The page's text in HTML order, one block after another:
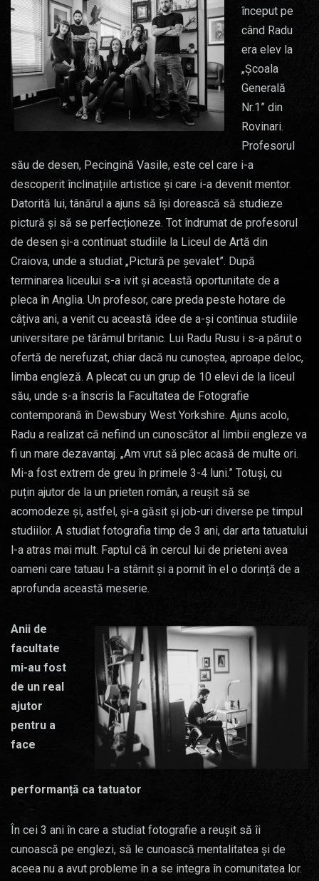
început pe
când Radu
era elev la
„Școala
Generală
Nr.1” din
Rovinari.
Profesorul
său de desen, Pecingină Vasile, este cel care i-a
descoperit înclinațiile artistice și care i-a devenit mentor.
Datorită lui, tânărul a ajuns să își dorească să studieze
pictură și să se perfecționeze. Tot îndrumat de profesorul
de desen și-a continuat studiile la Liceul de Artă din
Craiova, unde a studiat „Pictură pe șevalet”. După
terminarea liceului s-a ivit și această oportunitate de a
pleca în Anglia. Un profesor, care preda peste hotare de
câțiva ani, a venit cu această idee de a-și continua studiile
universitare pe tărâmul britanic. Lui Radu Rusu i s-a părut o
ofertă de nerefuzat, chiar dacă nu cunoștea, aproape deloc,
limba engleză. A plecat cu un grup de 10 elevi de la liceul
său, unde s-a înscris la Facultatea de Fotografie
contemporană în Dewsbury West Yorkshire. Ajuns acolo,
Radu a realizat că nefiind un cunoscător al limbii engleze va
fi un mare dezavantaj. „Am vrut să plec acasă de multe ori.
Mi-a fost extrem de greu în primele 3-4 luni.” Totuși, cu
puțin ajutor de la un prieten român, a reușit să se
acomodeze și, astfel, și-a găsit și job-uri diverse pe timpul
studiilor. A studiat fotografia timp de 3 ani, dar arta tatuatului
l-a atras mai mult. Faptul că în cercul lui de prieteni avea
oameni care tatuau l-a stârnit și a pornit în el o dorință de a
aprofunda această meserie.
Anii de
facultate
mi-au fost
de un real
ajutor
pentru a
face
performanță ca tatuator
În cei 3 ani în care a studiat fotografie a reușit să îi
cunoască pe englezi, să le cunoască mentalitatea și de
aceea nu a avut probleme în a se integra în comunitatea lor.